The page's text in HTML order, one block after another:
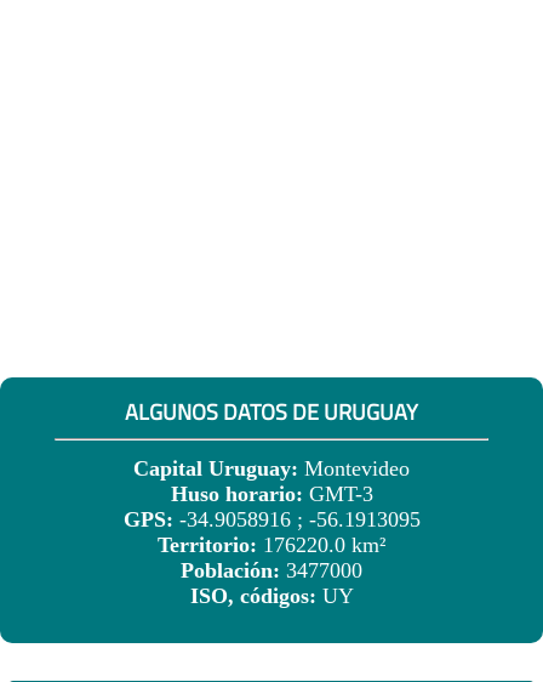
ALGUNOS DATOS DE URUGUAY
Capital Uruguay: Montevideo
Huso horario: GMT-3
GPS: -34.9058916 ; -56.1913095
Territorio: 176220.0 km²
Población: 3477000
ISO, códigos: UY